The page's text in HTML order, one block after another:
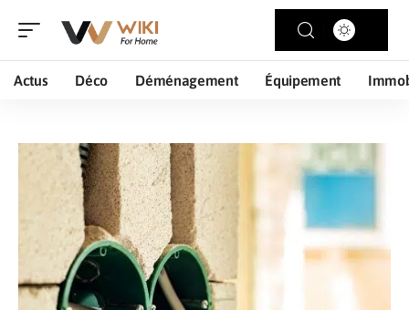
Actus Déco Déménagement Équipement